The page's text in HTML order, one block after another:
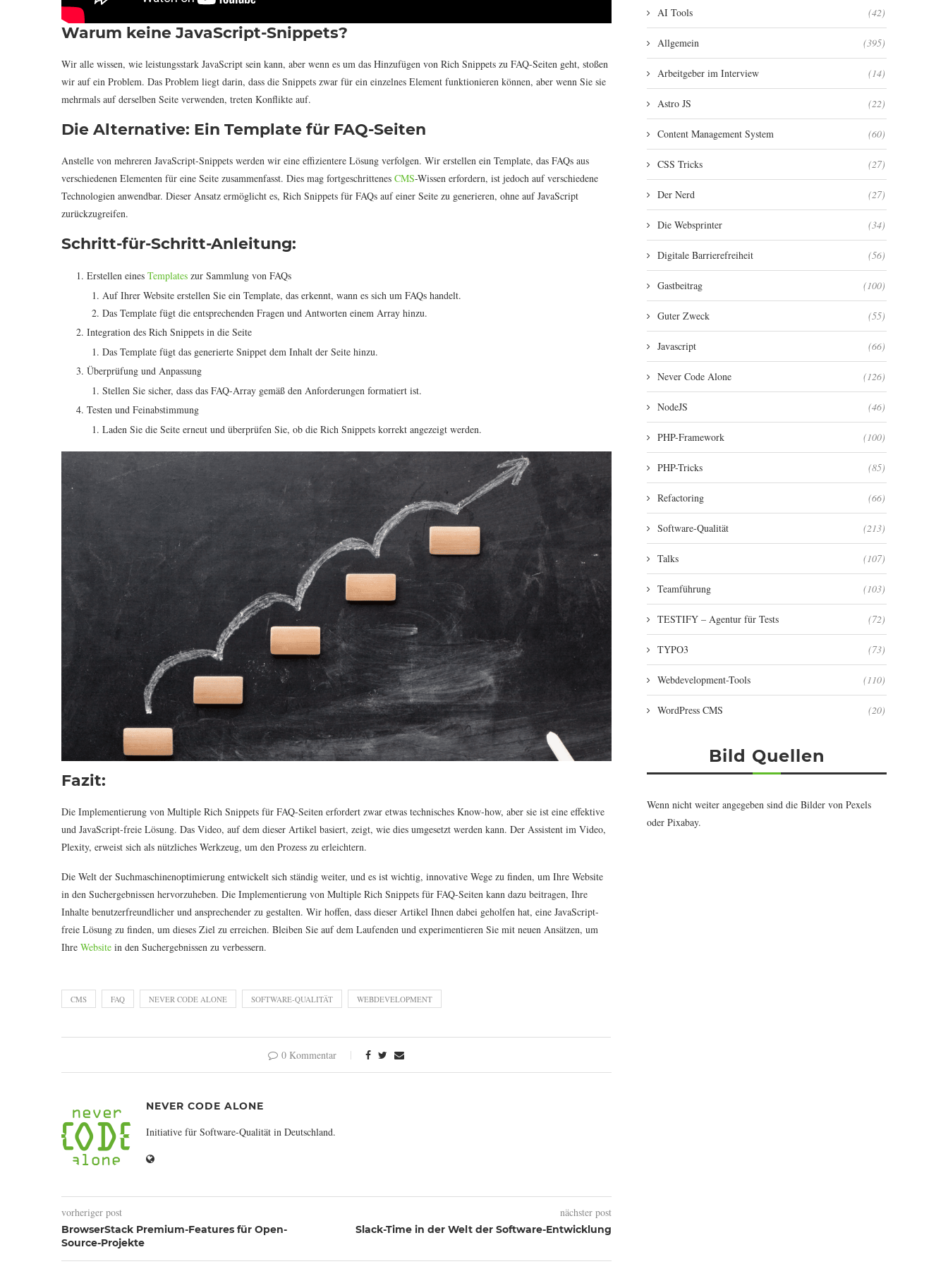
Warum keine JavaScript-Snippets?
Wir alle wissen, wie leistungsstark JavaScript sein kann, aber wenn es um das Hinzufügen von Rich Snippets zu FAQ-Seiten geht, stoßen
wir auf ein Problem. Das Problem liegt darin, dass die Snippets zwar für ein einzelnes Element funktionieren können, aber wenn Sie sie
mehrmals auf derselben Seite verwenden, treten Konflikte auf.
Die Alternative: Ein Template für FAQ-Seiten
Anstelle von mehreren JavaScript-Snippets werden wir eine effizientere Lösung verfolgen. Wir erstellen ein Template, das FAQs aus
verschiedenen Elementen für eine Seite zusammenfasst. Dies mag fortgeschrittenes CMS-Wissen erfordern, ist jedoch auf verschiedene
Technologien anwendbar. Dieser Ansatz ermöglicht es, Rich Snippets für FAQs auf einer Seite zu generieren, ohne auf JavaScript
zurückzugreifen.
Schritt-für-Schritt-Anleitung:
Erstellen eines Templates zur Sammlung von FAQs
Auf Ihrer Website erstellen Sie ein Template, das erkennt, wann es sich um FAQs handelt.
Das Template fügt die entsprechenden Fragen und Antworten einem Array hinzu.
Integration des Rich Snippets in die Seite
Das Template fügt das generierte Snippet dem Inhalt der Seite hinzu.
Überprüfung und Anpassung
Stellen Sie sicher, dass das FAQ-Array gemäß den Anforderungen formatiert ist.
Testen und Feinabstimmung
Laden Sie die Seite erneut und überprüfen Sie, ob die Rich Snippets korrekt angezeigt werden.
Fazit:
Die Implementierung von Multiple Rich Snippets für FAQ-Seiten erfordert zwar etwas technisches Know-how, aber sie ist eine effektive
und JavaScript-freie Lösung. Das Video, auf dem dieser Artikel basiert, zeigt, wie dies umgesetzt werden kann. Der Assistent im Video,
Plexity, erweist sich als nützliches Werkzeug, um den Prozess zu erleichtern.
Die Welt der Suchmaschinenoptimierung entwickelt sich ständig weiter, und es ist wichtig, innovative Wege zu finden, um Ihre Website
in den Suchergebnissen hervorzuheben. Die Implementierung von Multiple Rich Snippets für FAQ-Seiten kann dazu beitragen, Ihre
Inhalte benutzerfreundlicher und ansprechender zu gestalten. Wir hoffen, dass dieser Artikel Ihnen dabei geholfen hat, eine JavaScript-
freie Lösung zu finden, um dieses Ziel zu erreichen. Bleiben Sie auf dem Laufenden und experimentieren Sie mit neuen Ansätzen, um
Ihre Website in den Suchergebnissen zu verbessern.
CMS FAQ NEVER CODE ALONE SOFTWARE-QUALITÄT WEBDEVELOPMENT
0 Kommentar
NEVER CODE ALONE
Initiative für Software-Qualität in Deutschland.
vorheriger post
BrowserStack Premium-Features für Open-
Source-Projekte
nächster post
Slack-Time in der Welt der Software-Entwicklung
AI Tools (42)
Allgemein (395)
Arbeitgeber im Interview (14)
Astro JS (22)
Content Management System (60)
CSS Tricks (27)
Der Nerd (27)
Die Websprinter (34)
Digitale Barrierefreiheit (56)
Gastbeitrag (100)
Guter Zweck (55)
Javascript (66)
Never Code Alone (126)
NodeJS (46)
PHP-Framework (100)
PHP-Tricks (85)
Refactoring (66)
Software-Qualität (213)
Talks (107)
Teamführung (103)
TESTIFY – Agentur für Tests (72)
TYPO3 (73)
Webdevelopment-Tools (110)
WordPress CMS (20)
Bild Quellen
Wenn nicht weiter angegeben sind die Bilder von Pexels
oder Pixabay.